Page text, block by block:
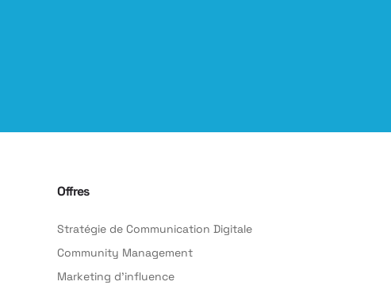
Offres
Stratégie de Communication Digitale
Community Management
Marketing d’influence